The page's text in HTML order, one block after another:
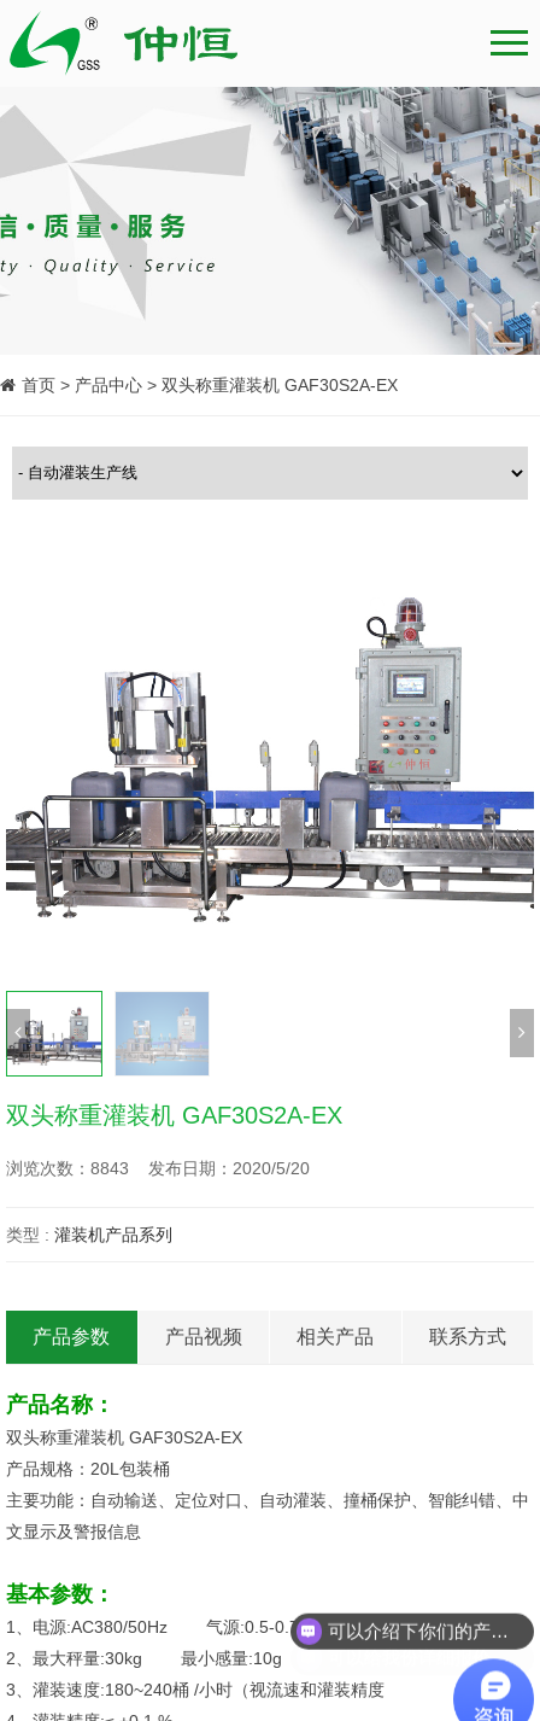
首页 > 产品中心 > 双头称重灌装机 GAF30S2A-EX
双头称重灌装机 GAF30S2A-EX
浏览次数：8843 发布日期：2020/5/20
类型 : 灌装机产品系列
产品参数 产品视频 相关产品 联系方式
产品名称：
双头称重灌装机 GAF30S2A-EX
产品规格：20L包装桶
主要功能：自动输送、定位对口、自动灌装、撞桶保护、智能纠错、中
文显示及警报信息
基本参数：
1、电源:AC380/50Hz 气源:0.5-0.7Mpa
2、最大秤量:30kg 最小感量:10g
3、灌装速度:180~240桶 /小时（视流速和灌装精度
可以给我份详细报价么？